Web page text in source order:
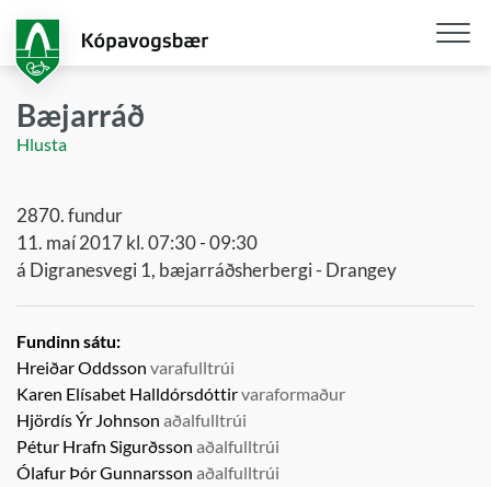
aðalefni
Bæjarráð
Hlusta
2870. fundur
11. maí 2017 kl. 07:30 - 09:30
á Digranesvegi 1, bæjarráðsherbergi - Drangey
Fundinn sátu:
Hreiðar Oddsson varafulltrúi
Karen Elísabet Halldórsdóttirvaraformaður
Hjördís Ýr Johnson aðalfulltrúi
Pétur Hrafn Sigurðsson aðalfulltrúi
Ólafur Þór Gunnarsson aðalfulltrúi
Opna